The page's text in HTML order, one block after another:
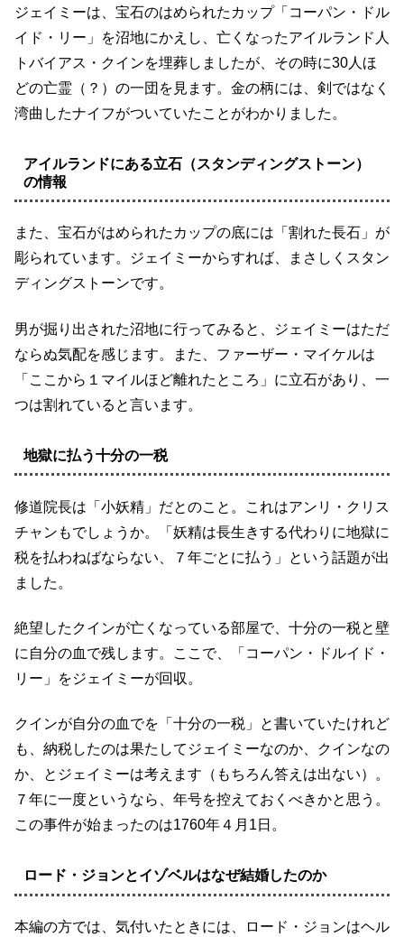
ジェイミーは、宝石のはめられたカップ「コーパン・ドル
イド・リー」を沼地にかえし、亡くなったアイルランド人
トバイアス・クインを埋葬しましたが、その時に30人ほ
どの亡霊（？）の一団を見ます。金の柄には、剣ではなく
湾曲したナイフがついていたことがわかりました。
アイルランドにある立石（スタンディングストーン）
の情報
また、宝石がはめられたカップの底には「割れた長石」が
彫られています。ジェイミーからすれば、まさしくスタン
ディングストーンです。
男が掘り出された沼地に行ってみると、ジェイミーはただ
ならぬ気配を感じます。また、ファーザー・マイケルは
「ここから１マイルほど離れたところ」に立石があり、一
つは割れていると言います。
地獄に払う十分の一税
修道院長は「小妖精」だとのこと。これはアンリ・クリス
チャンもでしょうか。「妖精は長生きする代わりに地獄に
税を払わねばならない、７年ごとに払う」という話題が出
ました。
絶望したクインが亡くなっている部屋で、十分の一税と壁
に自分の血で残します。ここで、「コーパン・ドルイド・
リー」をジェイミーが回収。
クインが自分の血でを「十分の一税」と書いていたけれど
も、納税したのは果たしてジェイミーなのか、クインなの
か、とジェイミーは考えます（もちろん答えは出ない）。
７年に一度というなら、年号を控えておくべきかと思う。
この事件が始まったのは1760年４月1日。
ロード・ジョンとイゾベルはなぜ結婚したのか
本編の方では、気付いたときには、ロード・ジョンはヘル